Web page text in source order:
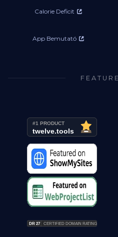
Calorie Deficit
App Bemutató